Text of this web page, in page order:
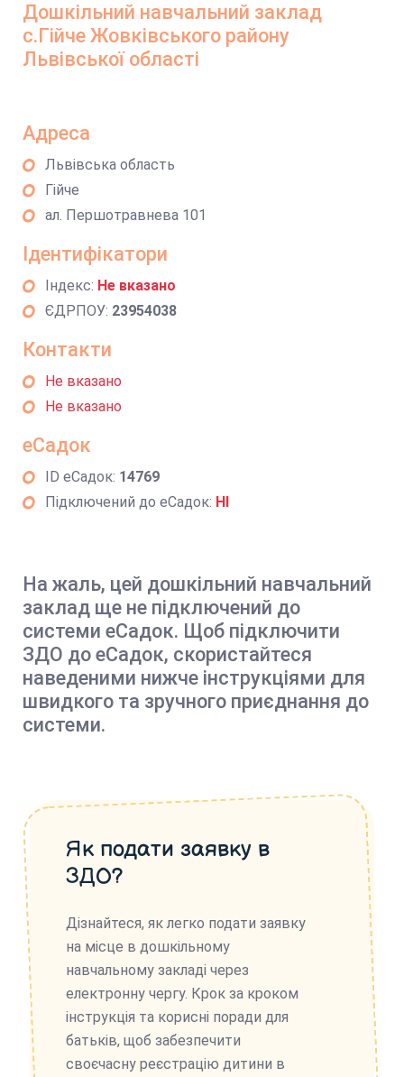
Дошкільний навчальний заклад
с.Гійче Жовківського району
Львівської області
Адреса
Львівська область
Гійче
ал. Першотравнева 101
Ідентифікатори
Індекс: Не вказано
ЄДРПОУ: 23954038
Контакти
Не вказано
Не вказано
еСадок
ID еСадок: 14769
Підключений до еСадок: НІ
На жаль, цей дошкільний навчальний
заклад ще не підключений до
системи еСадок. Щоб підключити
ЗДО до еСадок, скористайтеся
наведеними нижче інструкціями для
швидкого та зручного приєднання до
системи.
Як подати заявку в
ЗДО?
Дізнайтеся, як легко подати заявку
на місце в дошкільному
навчальному закладі через
електронну чергу. Крок за кроком
інструкція та корисні поради для
батьків, щоб забезпечити
своєчасну реєстрацію дитини в